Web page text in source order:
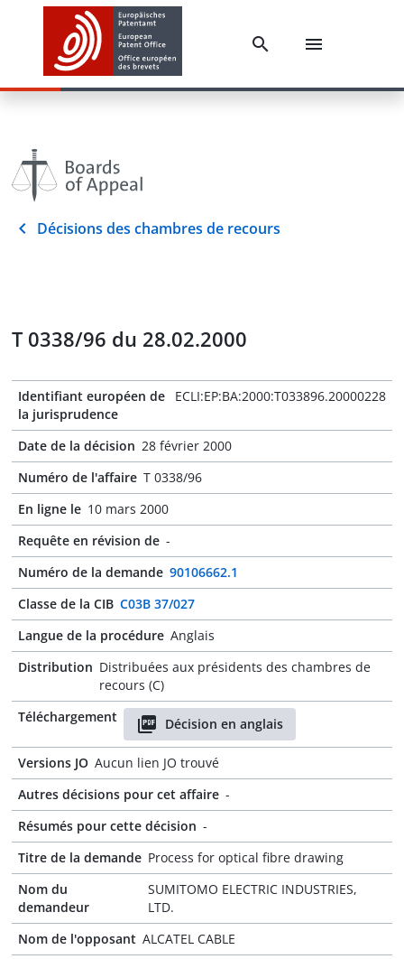
Décisions des chambres de recours
T 0338/96 du 28.02.2000
Identifiant européen de
la jurisprudence
ECLI:EP:BA:2000:T033896.20000228
Date de la décision 28 février 2000
Numéro de l'affaire T 0338/96
En ligne le 10 mars 2000
Requête en révision de -
Numéro de la demande 90106662.1
Classe de la CIB C03B 37/027
Langue de la procédure Anglais
Distribution Distribuées aux présidents des chambres de
recours (C)
Téléchargement
Décision en anglais
Versions JO Aucun lien JO trouvé
Autres décisions pour cet affaire -
Résumés pour cette décision -
Titre de la demande Process for optical fibre drawing
Nom du
demandeur
SUMITOMO ELECTRIC INDUSTRIES,
LTD.
Nom de l'opposant ALCATEL CABLE